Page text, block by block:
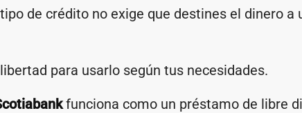
de crédito no exige que destines el dinero a
para usarlo según tus necesidades.
funciona como un préstamo de libre